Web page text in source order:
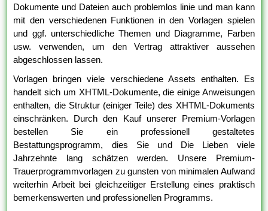
Dokumente und Dateien auch problemlos linie und man kann
mit den verschiedenen Funktionen in den Vorlagen spielen
und ggf. unterschiedliche Themen und Diagramme, Farben
usw. verwenden, um den Vertrag attraktiver aussehen
abgeschlossen lassen.
Vorlagen bringen viele verschiedene Assets enthalten. Es
handelt sich um XHTML-Dokumente, die einige Anweisungen
enthalten, die Struktur (einiger Teile) des XHTML-Dokuments
einschränken. Durch den Kauf unserer Premium-Vorlagen
bestellen Sie ein professionell gestaltetes
Bestattungsprogramm, dies Sie und Die Lieben viele
Jahrzehnte lang schätzen werden. Unsere Premium-
Trauerprogrammvorlagen zu gunsten von minimalen Aufwand
weiterhin Arbeit bei gleichzeitiger Erstellung eines praktisch
bemerkenswerten und professionellen Programms.